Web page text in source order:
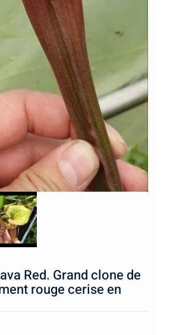
Red. Grand clone de
rouge cerise en